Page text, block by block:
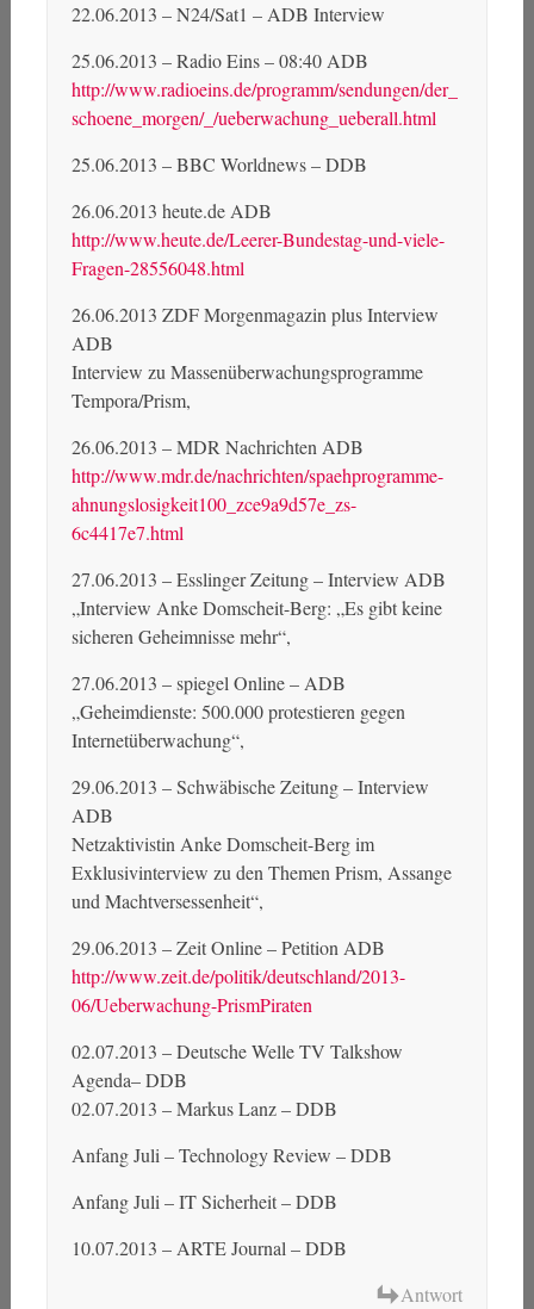
22.06.2013 – N24/Sat1 – ADB Interview
25.06.2013 – Radio Eins – 08:40 ADB
http://www.radioeins.de/programm/sendungen/der_
schoene_morgen/_/ueberwachung_ueberall.html
25.06.2013 – BBC Worldnews – DDB
26.06.2013 heute.de ADB
http://www.heute.de/Leerer-Bundestag-und-viele-
Fragen-28556048.html
26.06.2013 ZDF Morgenmagazin plus Interview
ADB
Interview zu Massenüberwachungsprogramme
Tempora/Prism,
26.06.2013 – MDR Nachrichten ADB
http://www.mdr.de/nachrichten/spaehprogramme-
ahnungslosigkeit100_zce9a9d57e_zs-
6c4417e7.html
27.06.2013 – Esslinger Zeitung – Interview ADB
„Interview Anke Domscheit-Berg: „Es gibt keine
sicheren Geheimnisse mehr“,
27.06.2013 – spiegel Online – ADB
„Geheimdienste: 500.000 protestieren gegen
Internetüberwachung“,
29.06.2013 – Schwäbische Zeitung – Interview
ADB
Netzaktivistin Anke Domscheit-Berg im
Exklusivinterview zu den Themen Prism, Assange
und Machtversessenheit“,
29.06.2013 – Zeit Online – Petition ADB
http://www.zeit.de/politik/deutschland/2013-
06/Ueberwachung-PrismPiraten
02.07.2013 – Deutsche Welle TV Talkshow
Agenda– DDB
02.07.2013 – Markus Lanz – DDB
Anfang Juli – Technology Review – DDB
Anfang Juli – IT Sicherheit – DDB
10.07.2013 – ARTE Journal – DDB
Antwort